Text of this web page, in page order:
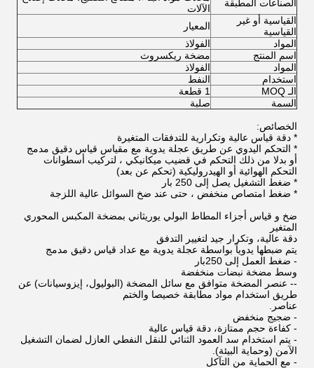
الصناعات المطبقة
الآلات
القياسية أو غير
القياسية
المعيار
المواد
الفولاذ
اسم المنتج
مضخة ريكسروث
المواد
الفولاذ
استخدام
النفط
الـ MOQ
1 قطعة
السمة
صلبة
الخصائص:
* دقة قياس عالية وتكرارية للتدفقات المتغيرة
* التحكم اليدوي عن طريق عجلة يدوية مع مقياس قياس دقيق مدمج
أو بدلا من ذلك التحكم في قضيب ميكانيكي ، لتركيب أسطوانات
التحكم الهوائية أو الهيدروليكية (تحكم عن بعد)
* ضغط التشغيل يصل إلى 250 بار
* ضغط امتصاص منخفض ، حتى عند ضخ السوائل عالية اللزجة
ضخ و قياس أجزاء المطاط البولي يوريثاني بمضخة المكبس المحوري
المتغير
دقة عالية، وتكرار جيد لتغيير التدفق
يتم ضبطها يدوياً بواسطة عجلة يدوية مع عداد قياس دقيق مدمج
- ضغط العمل إلى 250بار
وسط مضخة نبضات منخفضة
-- عنصر المضخة متوافق مع سائل المضخة (البوليول، إيزوسيانات) عن
طريق استخدام مواد مطابقة خصيصا والختم
عناصر.
- ضجيج منخفض
- كفاءة حجم ممتازة، دقة قياس عالية
- يتم استخدام سد العمود الثنائي للنقل النفطي العازل لضمان التشغيل
الآمن (وحماية البيئة).
- مع الحماية من التآكل